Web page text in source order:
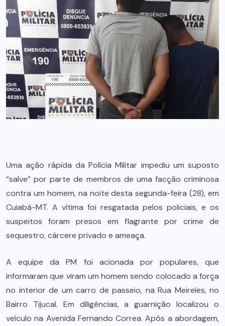
Uma ação rápida da Polícia Militar impediu um suposto
“salve” por parte de membros de uma facção criminosa
contra um homem, na noite desta segunda-feira (28), em
Cuiabá-MT. A vítima foi resgatada pelos policiais, e os
suspeitos foram presos em flagrante por crime de
sequestro, cárcere privado e ameaça.
A equipe da PM foi acionada por populares, que
informaram que viram um homem sendo colocado a força
no interior de um carro de passeio, na Rua Meireles, no
Bairro Tijucal. Em diligências, a guarnição localizou o
veículo na Avenida Fernando Correa. Após a abordagem,